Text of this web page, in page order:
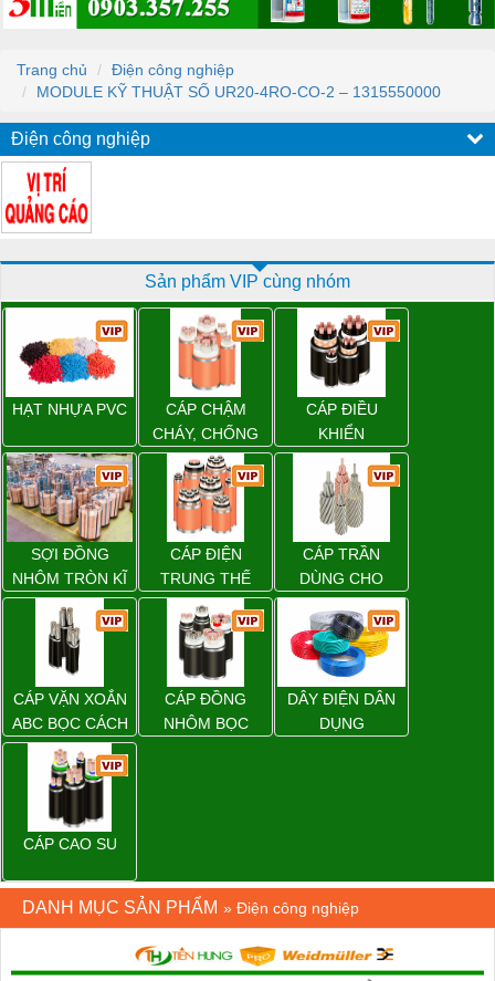
Trang chủ
Điện công nghiệp
MODULE KỸ THUẬT SỐ UR20-4RO-CO-2 – 1315550000
Điện công nghiệp
Sản phẩm VIP cùng nhóm
HẠT NHỰA PVC
CÁP CHẬM
CHÁY, CHỐNG
CHÁY
CÁP ĐIỀU
KHIỂN
SỢI ĐỒNG
NHÔM TRÒN KĨ
THUẬT ĐIỆN
CÁP ĐIỆN
TRUNG THẾ
CÁP TRẦN
DÙNG CHO
ĐƯỜNG DÂY
TẢI ĐIỆN TRÊN
KHÔNG
CÁP VẶN XOẮN
ABC BỌC CÁCH
ĐIỆN XLPE
CÁP ĐỒNG
NHÔM BỌC
DÂY ĐIỆN DÂN
DỤNG
CÁP CAO SU
DANH MỤC SẢN PHẨM » Điện công nghiệp